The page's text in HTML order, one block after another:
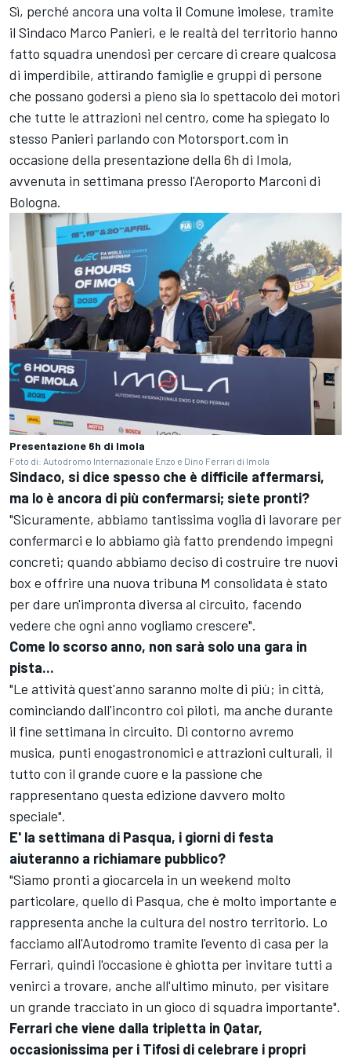
Sì, perché ancora una volta il Comune imolese, tramite
il Sindaco Marco Panieri, e le realtà del territorio hanno
fatto squadra unendosi per cercare di creare qualcosa
di imperdibile, attirando famiglie e gruppi di persone
che possano godersi a pieno sia lo spettacolo dei motori
che tutte le attrazioni nel centro, come ha spiegato lo
stesso Panieri parlando con Motorsport.com in
occasione della presentazione della 6h di Imola,
avvenuta in settimana presso l'Aeroporto Marconi di
Bologna.
Presentazione 6h di Imola
Foto di: Autodromo Internazionale Enzo e Dino Ferrari di Imola
Sindaco, si dice spesso che è difficile affermarsi,
ma lo è ancora di più confermarsi; siete pronti?
"Sicuramente, abbiamo tantissima voglia di lavorare per
confermarci e lo abbiamo già fatto prendendo impegni
concreti; quando abbiamo deciso di costruire tre nuovi
box e offrire una nuova tribuna M consolidata è stato
per dare un'impronta diversa al circuito, facendo
vedere che ogni anno vogliamo crescere".
Come lo scorso anno, non sarà solo una gara in
pista...
"Le attività quest'anno saranno molte di più; in città,
cominciando dall'incontro coi piloti, ma anche durante
il fine settimana in circuito. Di contorno avremo
musica, punti enogastronomici e attrazioni culturali, il
tutto con il grande cuore e la passione che
rappresentano questa edizione davvero molto
speciale".
E' la settimana di Pasqua, i giorni di festa
aiuteranno a richiamare pubblico?
"Siamo pronti a giocarcela in un weekend molto
particolare, quello di Pasqua, che è molto importante e
rappresenta anche la cultura del nostro territorio. Lo
facciamo all'Autodromo tramite l'evento di casa per la
Ferrari, quindi l'occasione è ghiotta per invitare tutti a
venirci a trovare, anche all'ultimo minuto, per visitare
un grande tracciato in un gioco di squadra importante".
Ferrari che viene dalla tripletta in Qatar,
occasionissima per i Tifosi di celebrare i propri